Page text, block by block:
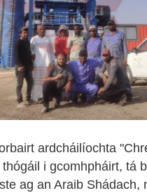
ardcháilíochta
thógáil i gcomhpháirt, tá
ag an Araib Shádach,